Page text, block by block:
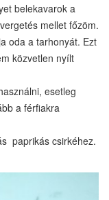
belekavarok a
mellet főzöm.
oda a tarhonyát. Ezt
közvetlen nyílt
esetleg
a férfiakra
paprikás csirkéhez.